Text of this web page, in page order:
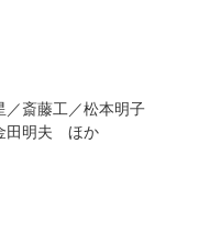
／斎藤工／松本明子
田明夫 ほか